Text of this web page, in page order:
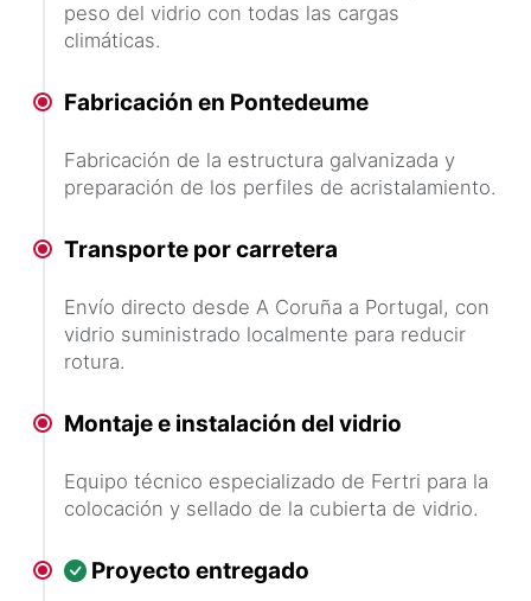
peso del vidrio con todas las cargas
climáticas.
Fabricación en Pontedeume
Fabricación de la estructura galvanizada y
preparación de los perfiles de acristalamiento.
Transporte por carretera
Envío directo desde A Coruña a Portugal, con
vidrio suministrado localmente para reducir
rotura.
Montaje e instalación del vidrio
Equipo técnico especializado de Fertri para la
colocación y sellado de la cubierta de vidrio.
Proyecto entregado